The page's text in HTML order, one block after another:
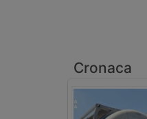
Cronaca